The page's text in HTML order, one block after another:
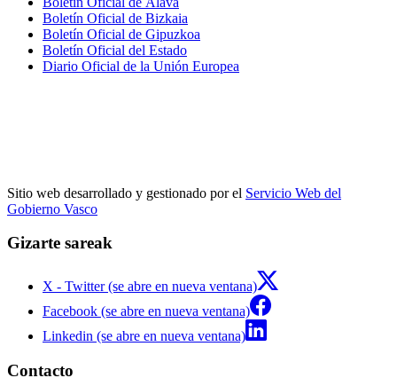
Boletín Oficial de Bizkaia
Boletín Oficial de Gipuzkoa
Boletín Oficial del Estado
Diario Oficial de la Unión Europea
Sitio web desarrollado y gestionado por el Servicio Web del
Gobierno Vasco
Gizarte sareak
X - Twitter (se abre en nueva ventana)
Facebook (se abre en nueva ventana)
Linkedin (se abre en nueva ventana)
Contacto